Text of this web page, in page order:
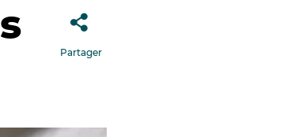
Partager